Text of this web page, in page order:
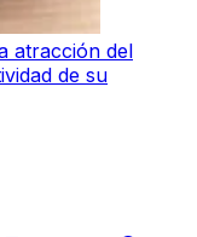
atracción del
de su